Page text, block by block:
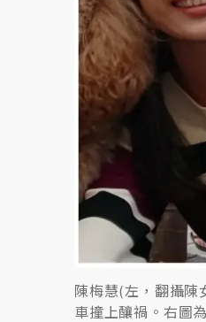
陳梅慧(左，翻攝陳
車撞上釀禍。右圖